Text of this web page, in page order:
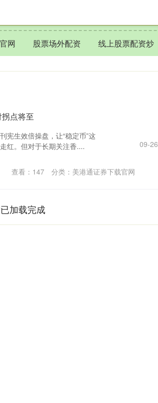
网 股票场外配资 线上股票配资炒
点将至
宪生效倍操盘，让“稳定币”这
红。但对于长期关注香....
09-26
查看： 147 分类： 美港通证券下载官网
加载完成